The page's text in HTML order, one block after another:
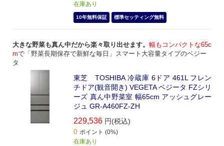
在庫あり
10年無料保証 標準セッティング無料
大きな野菜も真ん中だから楽々取り出せます。 幅もコンパクトな65c
mで「野菜長期保存で新鮮な毎日」スマート大容量タイプのベジー
タ
東芝 TOSHIBA 冷蔵庫 6ドア 461L フレン
チドア(観音開き) VEGETA ベジータ FZシリ
ーズ 真ん中野菜室 幅65cm アッシュグレー
ジュ GR-A460FZ-ZH
229,536 円(税込)
0 ポイント (0%)
在庫あり